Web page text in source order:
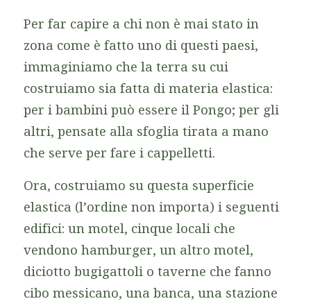
Per far capire a chi non è mai stato in
zona come è fatto uno di questi paesi,
immaginiamo che la terra su cui
costruiamo sia fatta di materia elastica:
per i bambini può essere il Pongo; per gli
altri, pensate alla sfoglia tirata a mano
che serve per fare i cappelletti.
Ora, costruiamo su questa superficie
elastica (l’ordine non importa) i seguenti
edifici: un motel, cinque locali che
vendono hamburger, un altro motel,
diciotto bugigattoli o taverne che fanno
cibo messicano, una banca, una stazione